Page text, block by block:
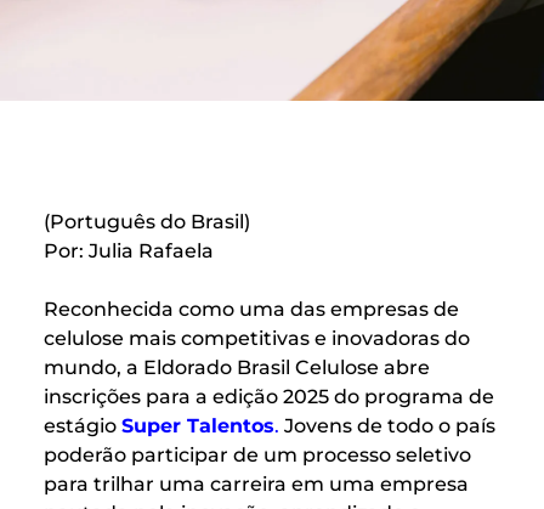
(Português do Brasil)
Por: Julia Rafaela
Reconhecida como uma das empresas de
celulose mais competitivas e inovadoras do
mundo, a Eldorado Brasil Celulose abre
inscrições para a edição 2025 do programa de
estágio Super Talentos. Jovens de todo o país
poderão participar de um processo seletivo
para trilhar uma carreira em uma empresa